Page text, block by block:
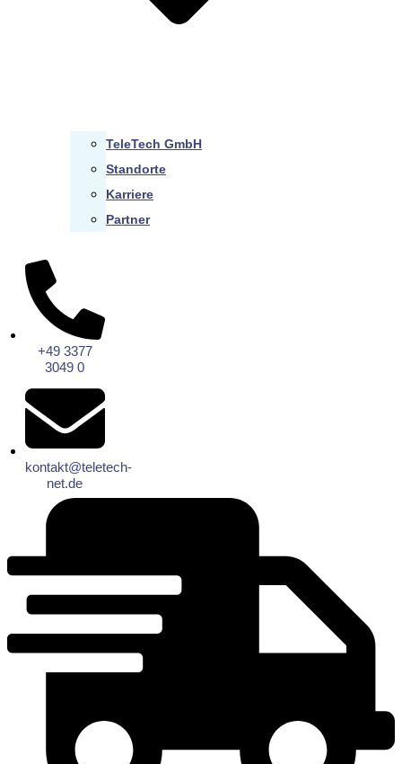
TeleTech GmbH
Standorte
Karriere
Partner
+49 3377
3049 0
kontakt@teletech-
net.de